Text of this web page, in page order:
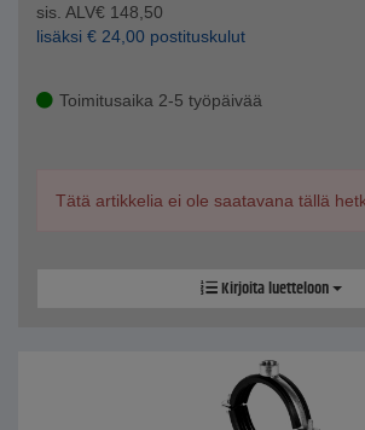
sis. ALV€ 148,50
lisäksi € 24,00 postituskulut
Toimitusaika 2-5 työpäivää
Tätä artikkelia ei ole saatavana tällä
Kirjoita luetteloon